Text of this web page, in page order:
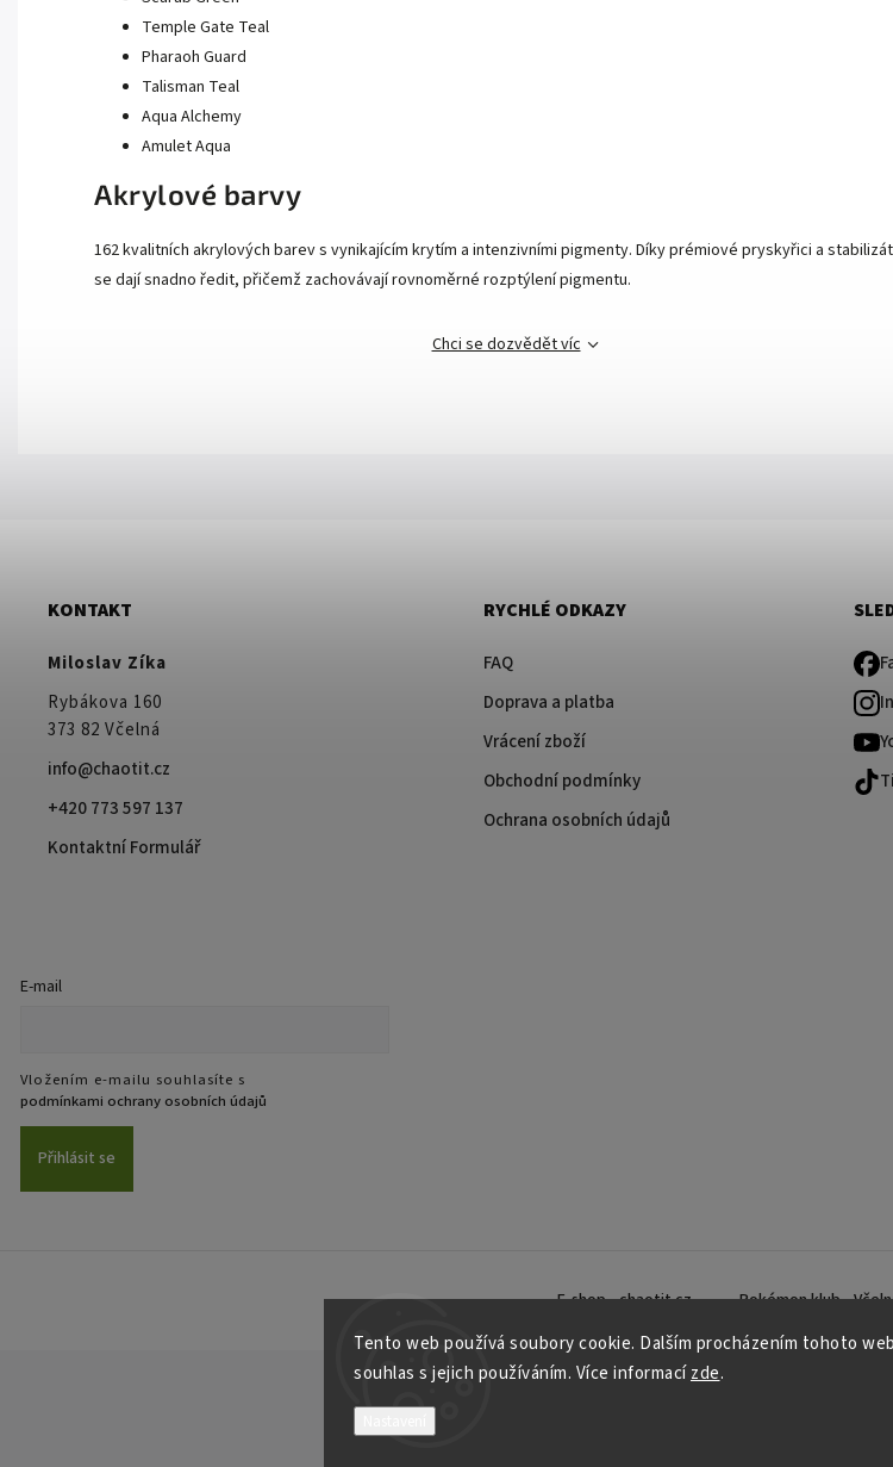
Tento web používá soubory cookie. Dalším procházením tohoto
souhlas s jejich používáním. Více informacízde.
Temple Gate Teal
Pharaoh Guard
Talisman Teal
Aqua Alchemy
Amulet Aqua
Akrylové barvy
162 kvalitních akrylových barev s vynikajícím krytím a intenzivními pigmenty. Díky prémiové pryskyřici a
se dají snadno ředit, přičemž zachovávají rovnoměrné rozptýlení pigmentu.
Chci se dozvědět víc
KONTAKT
Miloslav Zíka
Rybákova 160
373 82 Včelná
info@chaotit.cz
+420 773 597 137
Kontaktní Formulář
RYCHLÉ ODKAZY
FAQ
Doprava a platba
Vrácení zboží
Obchodní podmínky
Ochrana osobních údajů
E-mail
Vložením e-mailu souhlasíte s
podmínkami ochrany osobních údajů
Přihlásit se
E-shop - chaotit.cz Pokémon klub -